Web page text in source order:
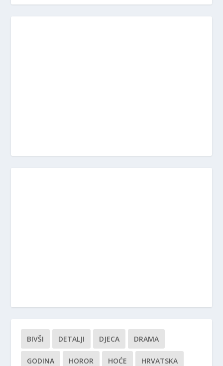
BIVŠI DETALJI DJECA DRAMA
GODINA HOROR HOĆE HRVATSKA